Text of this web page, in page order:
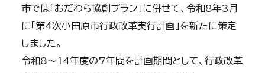
市では「おだわら協創プラン」に併せて、令和8年3月
に「第4次小田原市行政改革実行計画」を新たに策定
しました。
令和8〜14年度の7年間を計画期間として、行政改革